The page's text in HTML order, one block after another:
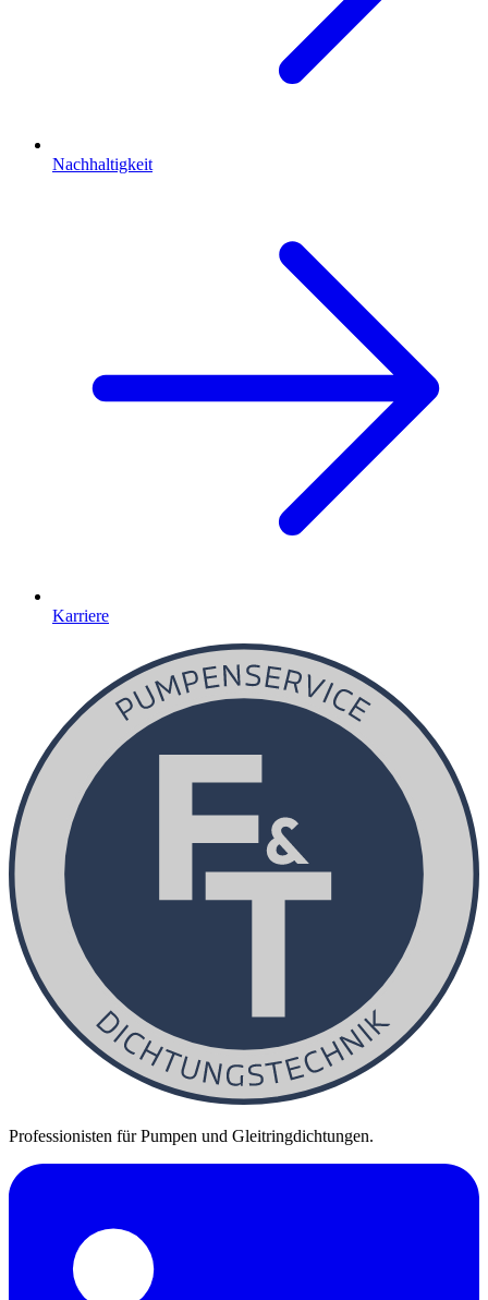
Nachhaltigkeit
Karriere
Professionisten für Pumpen und Gleitringdichtungen.